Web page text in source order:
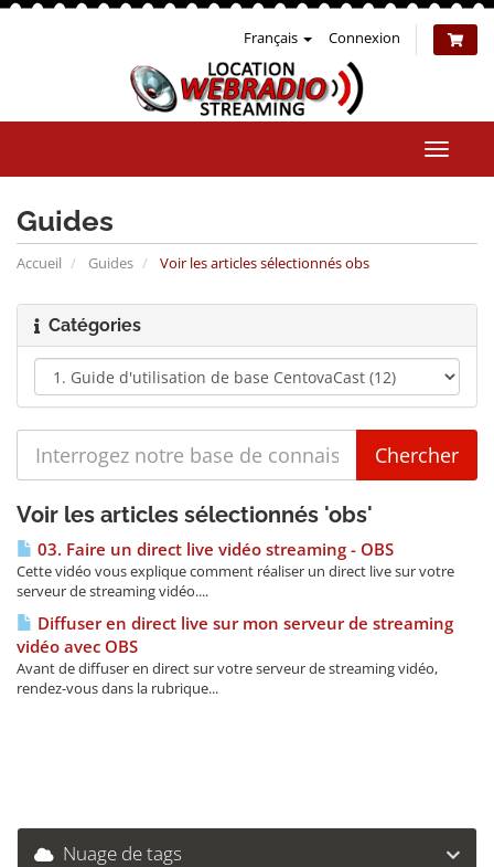
Français Connexion
la
Guides
Accueil Guides Voir les articles sélectionnés obs
Catégories
Voir les articles sélectionnés 'obs'
03. Faire un direct live vidéo streaming - OBS
Cette vidéo vous explique comment réaliser un direct live sur votre
serveur de streaming vidéo....
Diffuser en direct live sur mon serveur de streaming
vidéo avec OBS
Avant de diffuser en direct sur votre serveur de streaming vidéo,
rendez-vous dans la rubrique...
Nuage de tags